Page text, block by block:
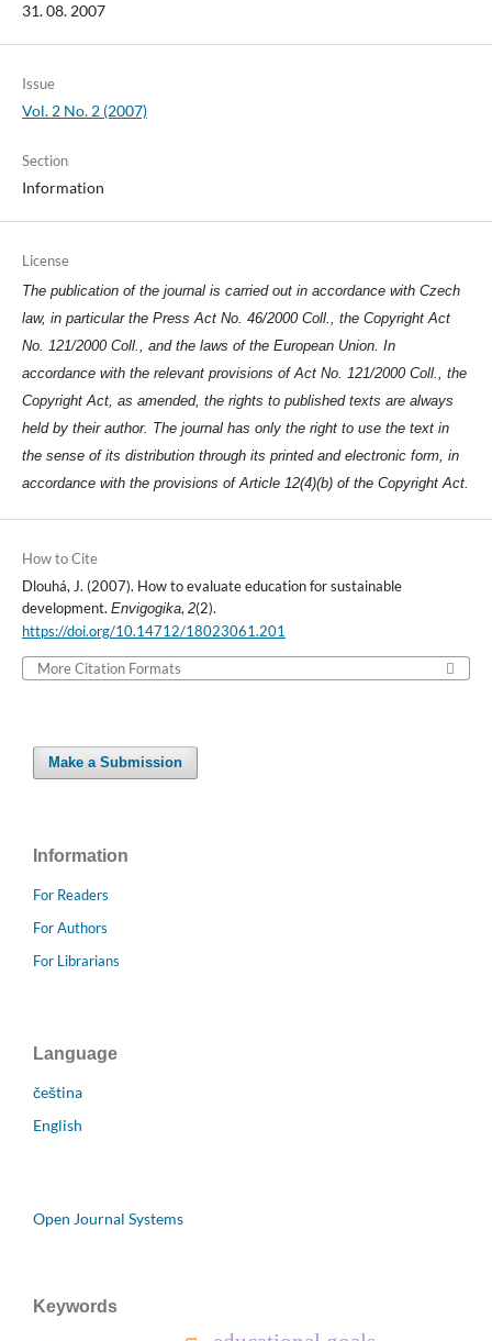
31. 08. 2007
Issue
Vol. 2 No. 2 (2007)
Section
Information
License
The publication of the journal is carried out in accordance with Czech
law, in particular the Press Act No. 46/2000 Coll., the Copyright Act
No. 121/2000 Coll., and the laws of the European Union. In
accordance with the relevant provisions of Act No. 121/2000 Coll., the
Copyright Act, as amended, the rights to published texts are always
held by their author. The journal has only the right to use the text in
the sense of its distribution through its printed and electronic form, in
accordance with the provisions of Article 12(4)(b) of the Copyright Act.
How to Cite
Dlouhá, J. (2007). How to evaluate education for sustainable
development. Envigogika, 2(2).
https://doi.org/10.14712/18023061.201
More Citation Formats
Make a Submission
Information
For Readers
For Authors
For Librarians
Language
čeština
English
Open Journal Systems
Keywords